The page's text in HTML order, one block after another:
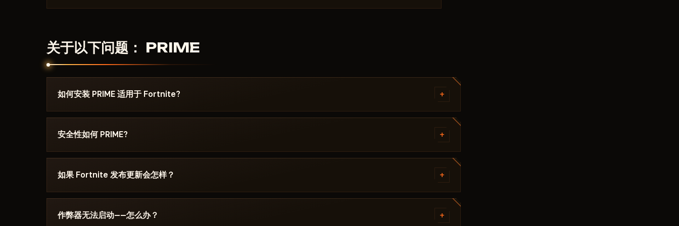
区域可视化 / 距离 / 阶段 / 内外指示器 / 区域颜色
世界透视 — 战利品
宝箱 / 载具 / 掉落物品
稀有度过滤：普通（灰）/ 不常见（绿）/ 稀有（蓝）/ 史诗（紫）/ 传奇（橙）/ 神话（红）/ 超
凡（彩虹）
战斗模式（仅玩家透视）
显示 FOV 圆圈 / 目标颜色覆盖 / FOV 圆圈颜色
FPS 控制：30–300
界面颜色自定义
配置系统
关于以下问题： PRIME
如何安装 PRIME 适用于 Fortnite? +
付款后你将收到下载链接和专为以下游戏编写的说明： Fortnite - ，其中注明所需的
Windows 版本、Secure Boot 设置和启动顺序。如果遇到问题，请通过 Discord 或
安全性如何 PRIME? +
该作弊器在以下游戏的最新补丁上测试： Fortnite 后才会发布。当前状态可在卡片上
查看——Undetected / 更新中 / 风险。若游戏更新后状态发生变化，该辅助会被下
如果 Fortnite 发布更新会怎样？ +
补丁发布后24小时内更新。订阅冻结——天数不会流失。修复完成后作弊器重新出现在
目录中。
作弊器无法启动——怎么办？ +